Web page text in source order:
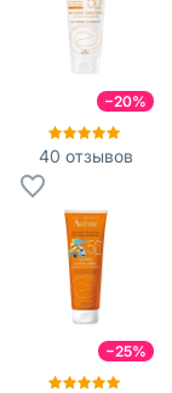
−20%
40 отзывов
−25%